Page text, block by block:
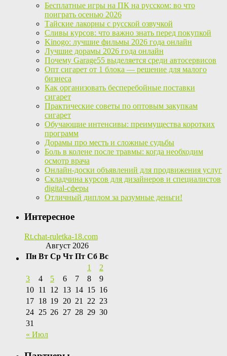
Бесплатные игры на ПК на русском: во что
поиграть осенью 2026
Тайские лакорны с русской озвучкой
Сливы курсов: что важно знать перед покупкой
Kinogo: лучшие фильмы 2026 года онлайн
Лучшие дорамы 2026 года онлайн
Почему Garage55 выделяется среди автосервисов
Опт сигарет от 1 блока — решение для малого
бизнеса
Как организовать бесперебойные поставки
сигарет
Практические советы по оптовым закупкам
сигарет
Обучающие интенсивы: преимущества коротких
программ
Дорамы про месть и сложные судьбы
Боль в колене после травмы: когда необходим
осмотр врача
Онлайн-доски объявлений для продвижения услуг
Складчина курсов для дизайнеров и специалистов
digital-сферы
Отличный диплом за разумные деньги!
Интересное
Rt.chat-ruletka-18.com
Август 2026
Пн Вт Ср Чт Пт Сб Вс
« Июл
1
2
3
4 5 6 7 8
9
10 11 12 13 14 15 16
17 18 19 20 21 22 23
24 25 26 27 28 29 30
31